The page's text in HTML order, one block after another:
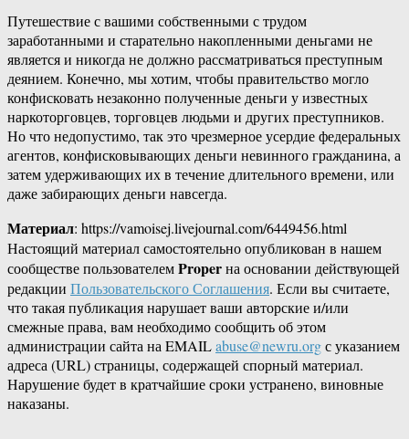
Путешествие с вашими собственными с трудом
заработанными и старательно накопленными деньгами не
является и никогда не должно рассматриваться преступным
деянием. Конечно, мы хотим, чтобы правительство могло
конфисковать незаконно полученные деньги у известных
наркоторговцев, торговцев людьми и других преступников.
Но что недопустимо, так это чрезмерное усердие федеральных
агентов, конфисковывающих деньги невинного гражданина, а
затем удерживающих их в течение длительного времени, или
даже забирающих деньги навсегда.
Материал: https://vamoisej.livejournal.com/6449456.html
Настоящий материал самостоятельно опубликован в нашем
сообществе пользователемProperна основании действующей
редакции Пользовательского Соглашения. Если вы считаете,
что такая публикация нарушает ваши авторские и/или
смежные права, вам необходимо сообщить об этом
администрации сайта на EMAILabuse@newru.orgс указанием
адреса (URL) страницы, содержащей спорный материал.
Нарушение будет в кратчайшие сроки устранено, виновные
наказаны.